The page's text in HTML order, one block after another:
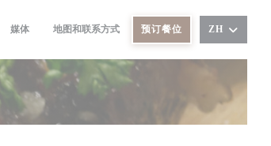
媒体
((在新窗口中打开))
地图和联系方式 预订餐位 ZH